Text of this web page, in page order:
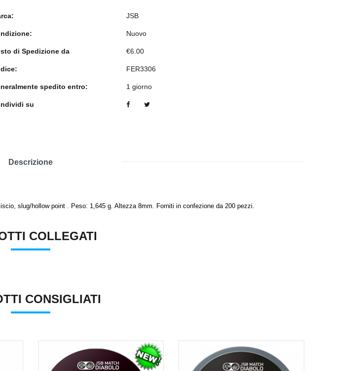
JSB
Nuovo
di Spedizione da €6.00
FER3306
spedito entro: 1 giorno
su
Descrizione
slug/hollow point . Peso: 1,645 g. Altezza 8mm. Forniti in confezione da 200 pezzi.
COLLEGATI
CONSIGLIATI